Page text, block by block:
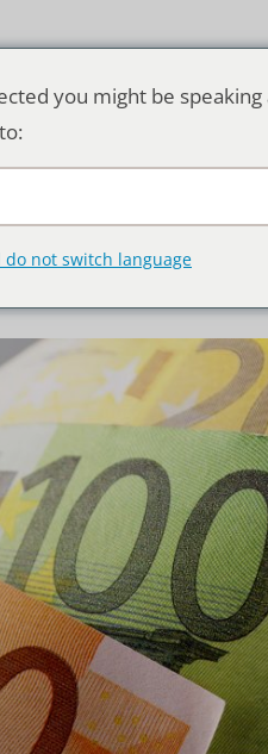
& WELT
you might be
do not switch language